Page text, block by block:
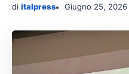
di italpress Giugno 25, 2026